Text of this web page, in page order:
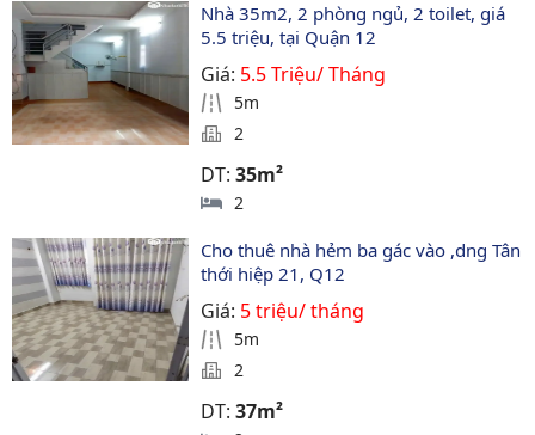
Nhà 35m2, 2 phòng ngủ, 2 toilet, giá
5.5 triệu, tại Quận 12
Giá: 5.5 Triệu/ Tháng
5m
2
DT:35m²
2
Cho thuê nhà hẻm ba gác vào ,dng Tân
thới hiệp 21, Q12
Giá: 5 triệu/ tháng
5m
2
DT:37m²